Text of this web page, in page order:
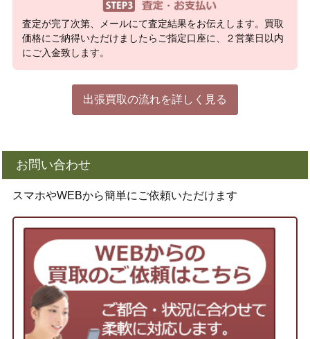
査定が完了次第、メールにて査定結果をお伝えします。買取
価格にご納得いただけましたらご指定口座に、２営業日以内
にご入金致します。
出張買取の流れを詳しく見る
お問い合わせ
スマホやWEBから簡単にご依頼いただけます